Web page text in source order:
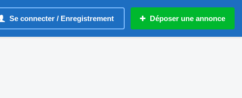
Se connecter / Enregistrement Déposer une annonce